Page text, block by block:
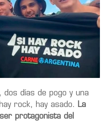
días de pogo y una
rock, hay asado.
La
protagonista del